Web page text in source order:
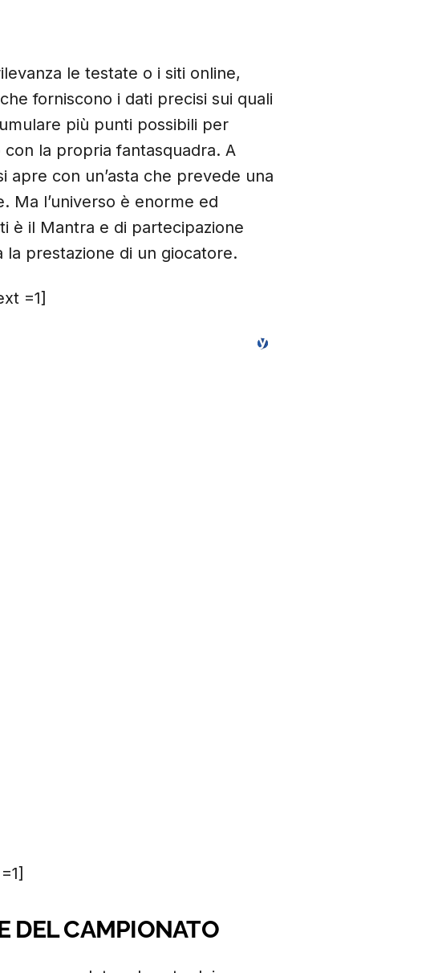
le testate o i siti online,
forniscono i dati precisi sui quali
più punti possibili per
la propria fantasquadra. A
apre con un’asta che prevede una
Ma l’universo è enorme ed
è il Mantra e di partecipazione
prestazione di un giocatore.
=1]
DEL CAMPIONATO